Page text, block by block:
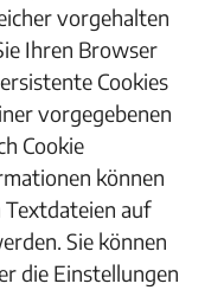
vorgehalten
Ihren Browser
Cookies
vorgegebenen
Cookie
können
Textdateien auf
Sie können
die Einstellungen